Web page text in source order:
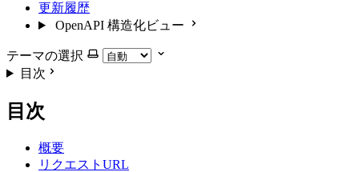
更新履歴
OpenAPI 構造化ビュー
テーマの選択
目次
目次
概要
リクエストURL